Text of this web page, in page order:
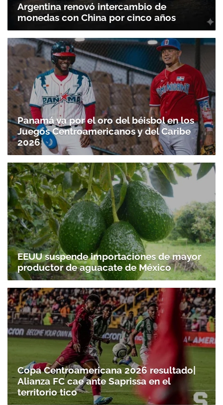
Argentina renovó intercambio de
monedas con China por cinco años
Panamá va por el oro del béisbol en los
Juegos Centroamericanos y del Caribe
2026
EEUU suspende importaciones de mayor
productor de aguacate de México
Copa Centroamericana 2026 resultado|
Alianza FC cae ante Saprissa en el
territorio tico